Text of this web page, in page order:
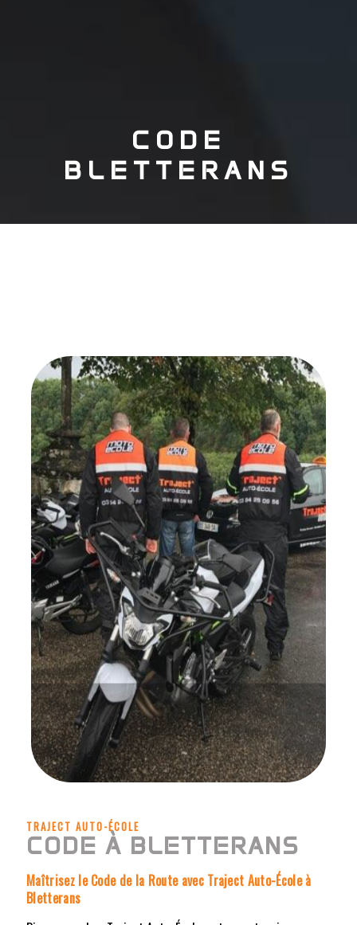
CODE
BLETTERANS
TRAJECT AUTO-ÉCOLE
CODE À BLETTERANS
Maîtrisez le Code de la Route avec Traject Auto-École à
Bletterans